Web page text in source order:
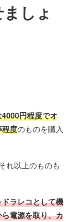
しょ
円程度でオ
度のものを購入
れ以上のものも
ラレコとして機
電源を取り、カ